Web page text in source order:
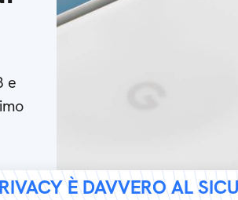
e
È DAVVERO AL